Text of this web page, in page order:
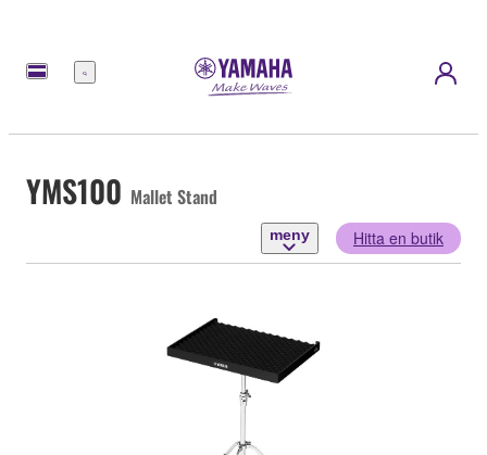
meny
YMS100 Mallet Stand
meny Hitta en butik